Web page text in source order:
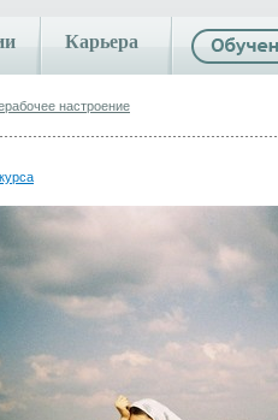
Карьера
настроение